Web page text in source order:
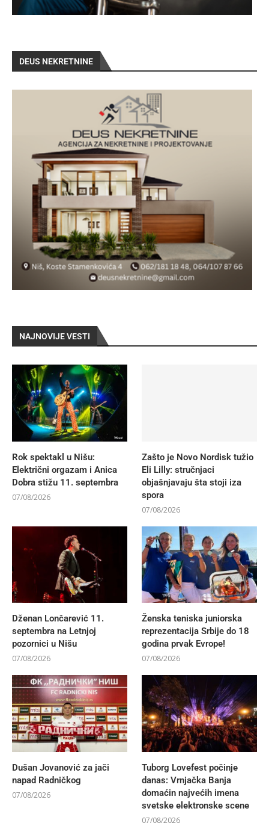
DEUS NEKRETNINE
NAJNOVIJE VESTI
Rok spektakl u Nišu:
Električni orgazam i Anica
Dobra stižu 11. septembra
07/08/2026
Zašto je Novo Nordisk tužio
Eli Lilly: stručnjaci
objašnjavaju šta stoji iza
spora
07/08/2026
Dženan Lončarević 11.
septembra na Letnjoj
pozornici u Nišu
07/08/2026
Ženska teniska juniorska
reprezentacija Srbije do 18
godina prvak Evrope!
07/08/2026
Dušan Jovanović za jači
napad Radničkog
07/08/2026
Tuborg Lovefest počinje
danas: Vrnjačka Banja
domaćin najvećih imena
svetske elektronske scene
07/08/2026